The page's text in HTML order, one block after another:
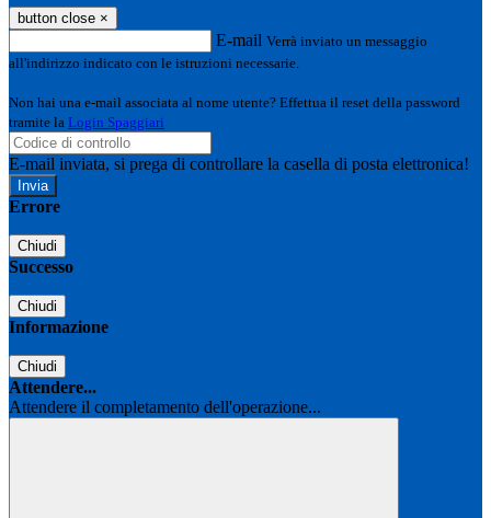
button close ×
E-mail Verrà inviato un messaggio
all'indirizzo indicato con le istruzioni necessarie.
Non hai una e-mail associata al nome utente? Effettua il reset della password
tramite la Login Spaggiari
E-mail inviata, si prega di controllare la casella di posta elettronica!
Errore
Chiudi
Successo
Chiudi
Informazione
Chiudi
Attendere...
Attendere il completamento dell'operazione...